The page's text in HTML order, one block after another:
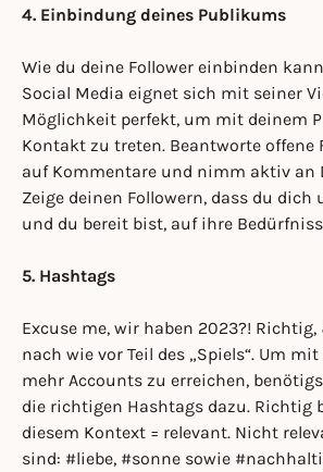
4. Einbindung deines Publikums
Wie du deine Follower einbinden
Social Media eignet sich mit seiner
Möglichkeit perfekt, um mit deinem
Kontakt zu treten. Beantworte offene
auf Kommentare und nimm aktiv an
Zeige deinen Followern, dass du
und du bereit bist, auf ihre
5. Hashtags
Excuse me, wir haben 2023?!
nach wie vor Teil des „Spiels“. Um
mehr Accounts zu erreichen,
die richtigen Hashtags dazu. Richtig
diesem Kontext = relevant. Nicht
sind: #liebe, #sonne sowie